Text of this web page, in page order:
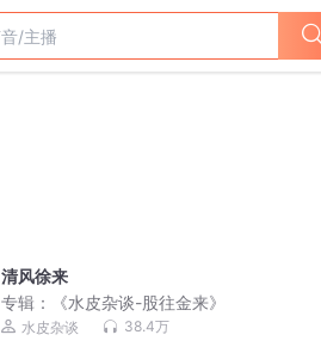
清风徐来
专辑：
《水皮杂谈-股往金来》
水皮杂谈 38.4万